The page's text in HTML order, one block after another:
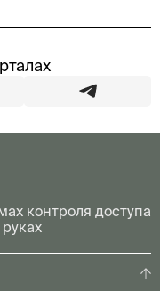
контроля доступа